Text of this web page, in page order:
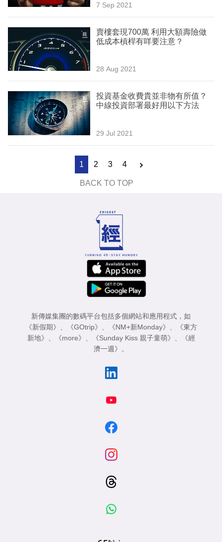
7 Sep 2021
賣樓套現700萬 利用大額壽險做
低成本槓桿有咩要注意？
28 Aug 2021
投資基金收費貴並非物有所值？
中線投資部署最好用以下方法
29 Jul 2021
1 2 3 4
BACK TO TOP
新傳媒集團的數碼平台包括多個網站和應用程式，如
《新假期》 、 《GOtrip》 、 《NM+新Monday》 、
《東方
新地》 、 《more》 、 《Sunday Kiss 親子童萌》 、
《經
濟一週》 。